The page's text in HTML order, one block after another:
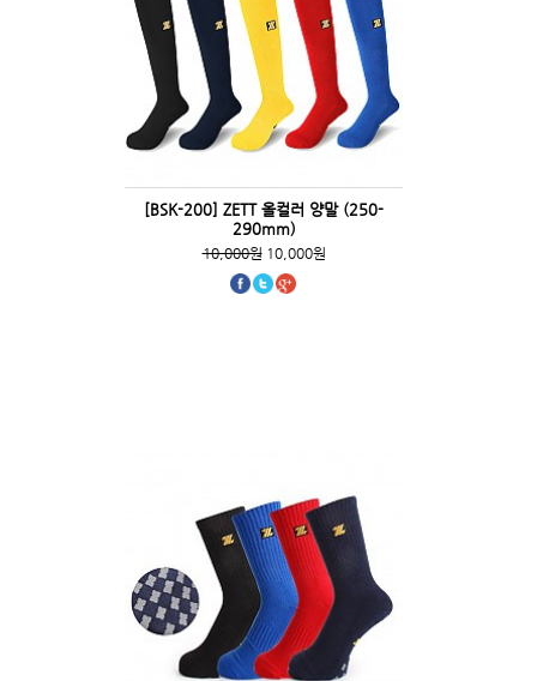
[BSK-200] ZETT 올컬러 양말 (250-
290mm)
10,000원10,000원